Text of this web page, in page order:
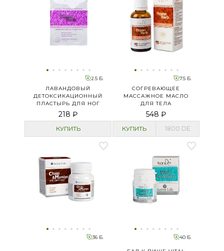
2.5 Б.
ЛАВАНДОВЫЙ
ДЕТОКСИКАЦИОННЫЙ
ПЛАСТЫРЬ ДЛЯ НОГ
218 ₽
КУПИТЬ
7.5 Б.
СОГРЕВАЮЩЕЕ
МАССАЖНОЕ МАСЛО
ДЛЯ ТЕЛА
548 ₽
КУПИТЬ 1800 DE
36 Б. 40 Б.